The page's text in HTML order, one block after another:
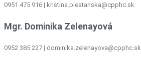
0951 475 916 | kristina.piestanska@cpphc.sk
Mgr. Dominika Zelenayová
0952 385 227 | dominika.zelenayova@cpphc.sk